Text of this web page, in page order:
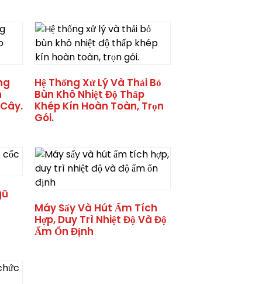
Hệ Thống Xử Lý Và Thải Bỏ
Bùn Khô Nhiệt Độ Thấp
Khép Kín Hoàn Toàn, Trọn
Gói.
Máy Sấy Và Hút Ẩm Tích
Hợp, Duy Trì Nhiệt Độ Và Độ
Ẩm Ổn Định